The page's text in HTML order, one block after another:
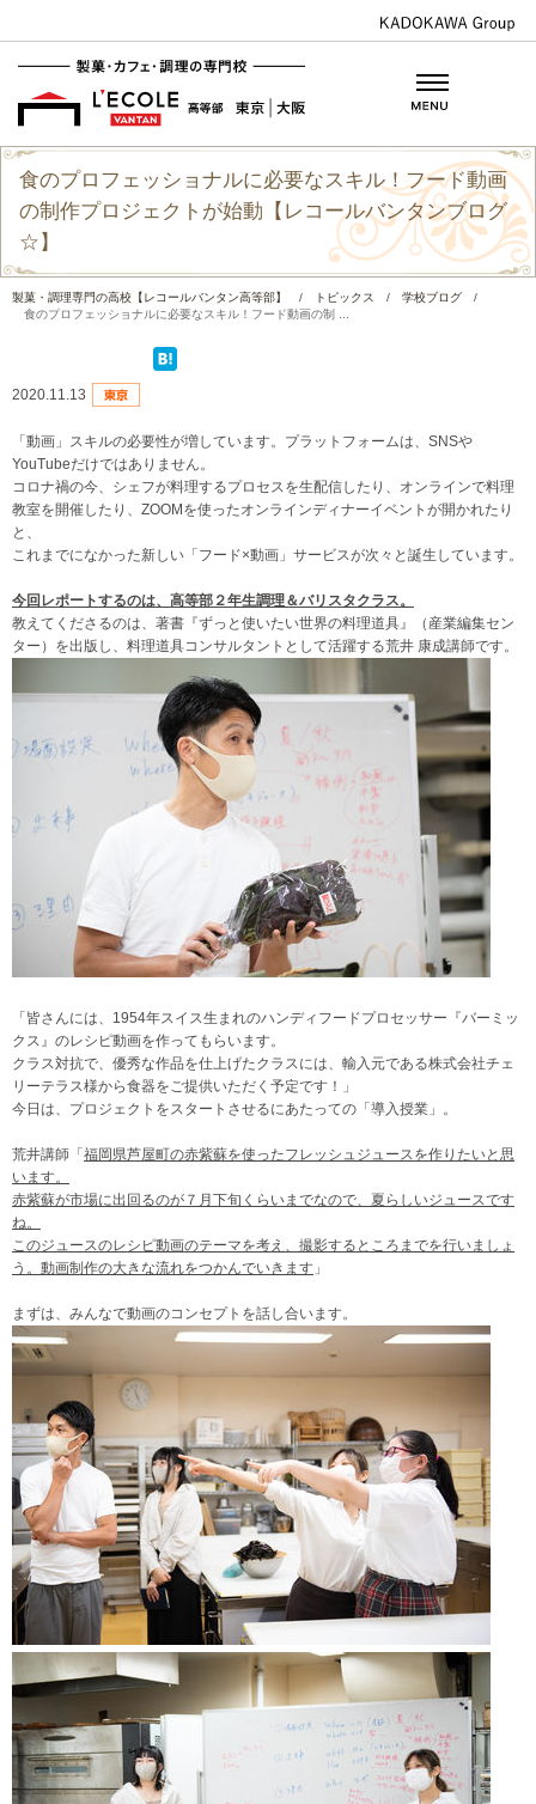
食のプロフェッショナルに必要なスキル！フード動画
の制作プロジェクトが始動【レコールバンタンブログ
☆】
製菓・調理専門の高校【レコールバンタン高等部】 / トピックス / 学校ブログ
/
食のプロフェッショナルに必要なスキル！フード動画の制 ...
2020.11.13
「動画」スキルの必要性が増しています。プラットフォームは、SNSや
YouTubeだけではありません。
コロナ禍の今、シェフが料理するプロセスを生配信したり、オンラインで料理
教室を開催したり、ZOOMを使ったオンラインディナーイベントが開かれたり
と、
これまでになかった新しい「フード×動画」サービスが次々と誕生しています。
今回レポートするのは、高等部２年生調理＆バリスタクラス。
教えてくださるのは、著書『ずっと使いたい世界の料理道具』（産業編集セン
ター）を出版し、料理道具コンサルタントとして活躍する荒井 康成講師です。
「皆さんには、1954年スイス生まれのハンディフードプロセッサー『バーミッ
クス』のレシピ動画を作ってもらいます。
クラス対抗で、優秀な作品を仕上げたクラスには、輸入元である株式会社チェ
リーテラス様から食器をご提供いただく予定です！」
今日は、プロジェクトをスタートさせるにあたっての「導入授業」。
荒井講師「 福岡県芦屋町の赤紫蘇を使ったフレッシュジュースを作りたいと思
います。
赤紫蘇が市場に出回るのが７月下旬くらいまでなので、 夏らしいジュースです
ね。
このジュースのレシピ動画のテーマを考え、撮影するところまでを行いましょ
う。動画制作の大きな流れをつかんでいきます 」
まずは、みんなで動画のコンセプトを話し合います。